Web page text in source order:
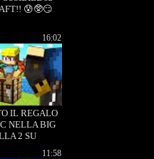
😰🥸😏
IL REGALO
NELLA BIG
2 SU
16:02
11:58